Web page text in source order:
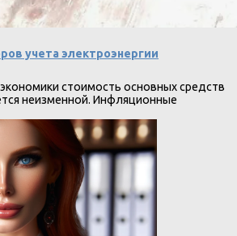
учета электроэнергии
стоимость основных средств
неизменной. Инфляционные